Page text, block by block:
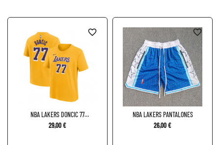
NBA LAKERS DONCIC 77
CAMISETA
29,00 €
favorite_border
NBA LAKERS PANTALONES
26,00 €
favorite_border